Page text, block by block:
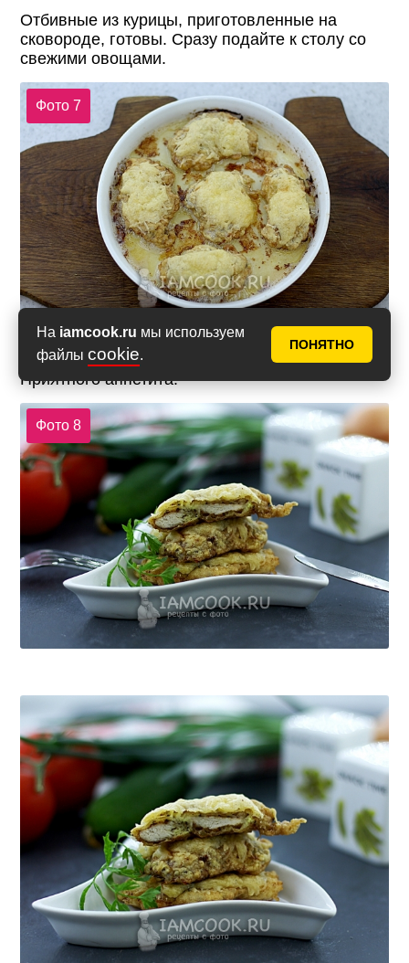
На iamcook.ru мы используем
файлы cookie.
ПОНЯТНО
Отбивные из курицы, приготовленные на
сковороде, готовы. Сразу подайте к столу со
свежими овощами.
Фото 7
Приятного аппетита!
Фото 8